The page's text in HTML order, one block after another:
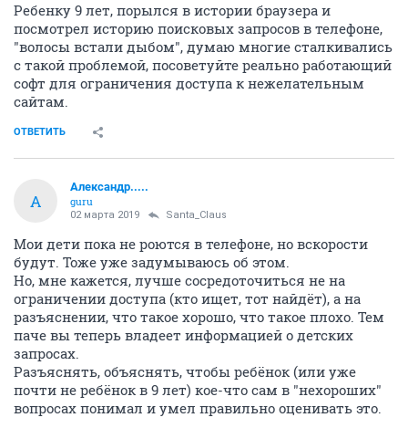
Ребенку 9 лет, порылся в истории браузера и
посмотрел историю поисковых запросов в телефоне,
"волосы встали дыбом", думаю многие сталкивались
с такой проблемой, посоветуйте реально работающий
софт для ограничения доступа к нежелательным
сайтам.
ОТВЕТИТЬ
А
Александр.....
guru
02 марта 2019 Santa_Claus
Мои дети пока не роются в телефоне, но вскорости
будут. Тоже уже задумываюсь об этом.
Но, мне кажется, лучше сосредоточиться не на
ограничении доступа (кто ищет, тот найдёт), а на
разъяснении, что такое хорошо, что такое плохо. Тем
паче вы теперь владеет информацией о детских
запросах.
Разъяснять, объяснять, чтобы ребёнок (или уже
почти не ребёнок в 9 лет) кое-что сам в "нехороших"
вопросах понимал и умел правильно оценивать это.